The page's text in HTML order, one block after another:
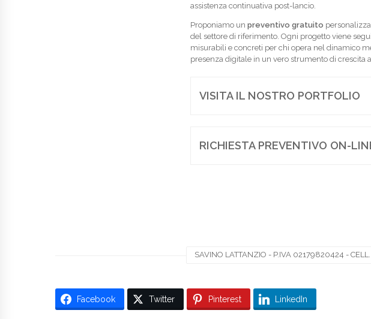
assistenza continuativa post-lancio.
Proponiamo un preventivo gratuito
del settore di riferimento. Ogni progetto viene
misurabili e concreti per chi opera nel dinamico
presenza digitale in un vero strumento di crescita
VISITA IL NOSTRO PORTFOLIO
RICHIESTA PREVENTIVO ON-
SAVINO LATTANZIO - P.IVA 02179820424 -
Facebook Twitter Pinterest LinkedIn